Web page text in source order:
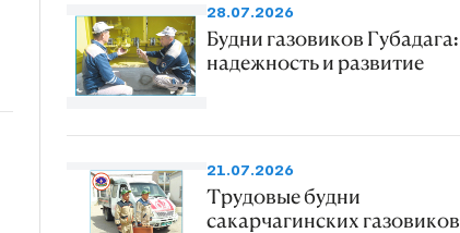
28.07.2026
Будни газовиков Губадага:
надежность и развитие
21.07.2026
Трудовые будни
сакарчагинских газовиков